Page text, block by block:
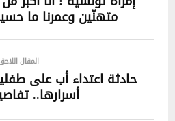
متهنّين وعمرنا ما
المقال
حادثة اعتداء أب على
أسرارها..